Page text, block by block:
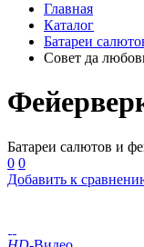
Главная
Каталог
Батареи
Совет да
Батареи салютов и
0 0
Добавить к